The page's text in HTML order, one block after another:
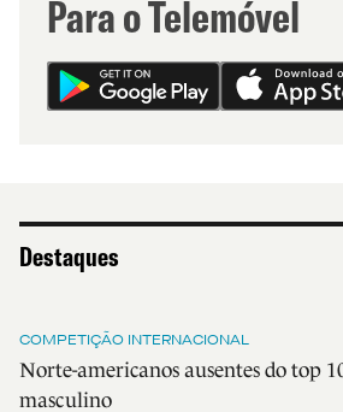
Para o Telemóvel
Destaques
COMPETIÇÃO INTERNACIONAL
Norte-americanos ausentes do top
masculino